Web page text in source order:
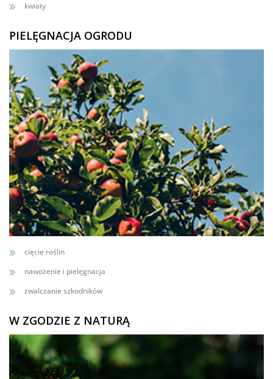
kwiaty
PIELĘGNACJA OGRODU
cięcie roślin
nawożenie i pielęgnacja
zwalczanie szkodników
W ZGODZIE Z NATURĄ